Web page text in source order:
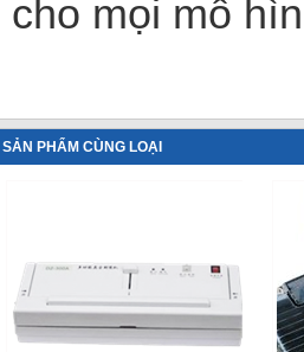
cho mọi mô
SẢN PHẨM CÙNG LOẠI